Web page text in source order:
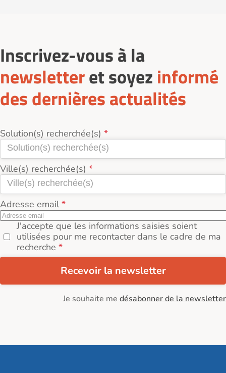
Inscrivez-vous à la
newsletteret soyez informé
des dernières actualités
Solution(s) recherchée(s)
Ville(s) recherchée(s)
Adresse email
J'accepte que les informations saisies soient
utilisées pour me recontacter dans le cadre de ma
recherche
Recevoir la newsletter
Je souhaite me désabonner de la newsletter